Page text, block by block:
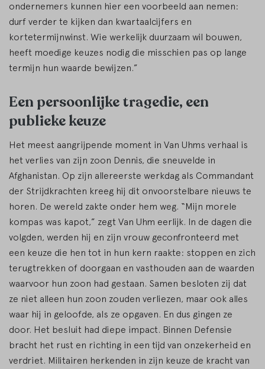
ondernemers kunnen hier een voorbeeld aan nemen:
durf verder te kijken dan kwartaalcijfers en
kortetermijnwinst. Wie werkelijk duurzaam wil bouwen,
heeft moedige keuzes nodig die misschien pas op lange
termijn hun waarde bewijzen.”
Een persoonlijke tragedie, een
publieke keuze
Het meest aangrijpende moment in Van Uhms verhaal is
het verlies van zijn zoon Dennis, die sneuvelde in
Afghanistan. Op zijn allereerste werkdag als Commandant
der Strijdkrachten kreeg hij dit onvoorstelbare nieuws te
horen. De wereld zakte onder hem weg. “Mijn morele
kompas was kapot,” zegt Van Uhm eerlijk. In de dagen die
volgden, werden hij en zijn vrouw geconfronteerd met
een keuze die hen tot in hun kern raakte: stoppen en zich
terugtrekken of doorgaan en vasthouden aan de waarden
waarvoor hun zoon had gestaan. Samen besloten zij dat
ze niet alleen hun zoon zouden verliezen, maar ook alles
waar hij in geloofde, als ze opgaven. En dus gingen ze
door. Het besluit had diepe impact. Binnen Defensie
bracht het rust en richting in een tijd van onzekerheid en
verdriet. Militairen herkenden in zijn keuze de kracht van